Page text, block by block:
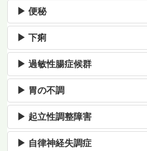
▶ 便秘
▶ 下痢
▶ 過敏性腸症候群
▶ 胃の不調
▶ 起立性調整障害
▶ 自律神経失調症